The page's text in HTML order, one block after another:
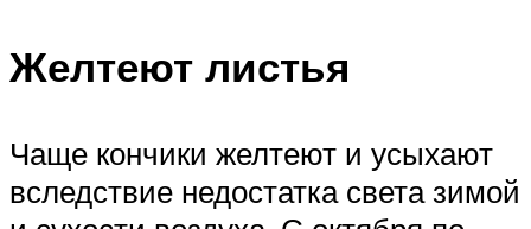
Желтеют листья
Чаще кончики желтеют и усыхают
вследствие недостатка света зимой